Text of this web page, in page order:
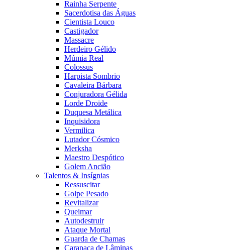
Rainha Serpente
Sacerdotisa das Águas
Cientista Louco
Castigador
Massacre
Herdeiro Gélido
Múmia Real
Colossus
Harpista Sombrio
Cavaleira Bárbara
Conjuradora Gélida
Lorde Droide
Duquesa Metálica
Inquisidora
Vermilica
Lutador Cósmico
Merksha
Maestro Despótico
Golem Ancião
Talentos & Insígnias
Ressuscitar
Golpe Pesado
Revitalizar
Queimar
Autodestruir
Ataque Mortal
Guarda de Chamas
Carapaça de Lâminas